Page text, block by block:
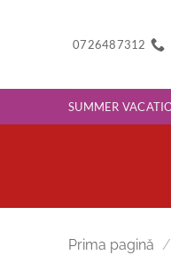
0726487312
SUMMER
Prima pagină /